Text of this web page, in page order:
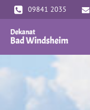
Zum Hauptinhalt springen
09841 2035